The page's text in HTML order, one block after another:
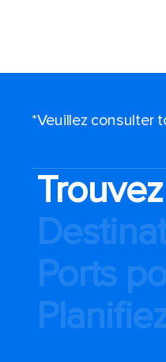
*Veuillez consulter
Ports